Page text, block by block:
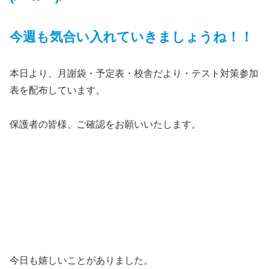
今週も気合い入れていきましょうね！！
本日より、月謝袋・予定表・校舎だより・テスト対策参加
表を配布しています。
保護者の皆様、ご確認をお願いいたします。
今日も嬉しいことがありました。